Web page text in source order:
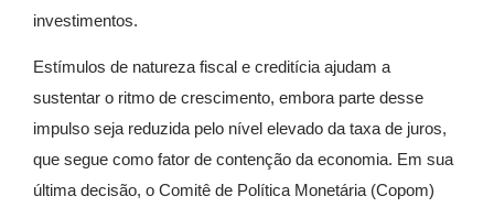
investimentos.
Estímulos de natureza fiscal e creditícia ajudam a
sustentar o ritmo de crescimento, embora parte desse
impulso seja reduzida pelo nível elevado da taxa de juros,
que segue como fator de contenção da economia. Em sua
última decisão, o Comitê de Política Monetária (Copom)